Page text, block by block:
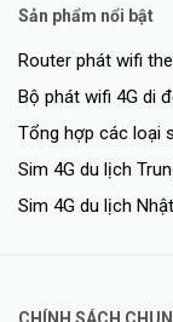
Sản phẩm nổi bật
Router phát wifi
Bộ phát wifi 4G di
Tổng hợp các loại
Sim 4G du lịch
Sim 4G du lịch
CHÍNH SÁCH